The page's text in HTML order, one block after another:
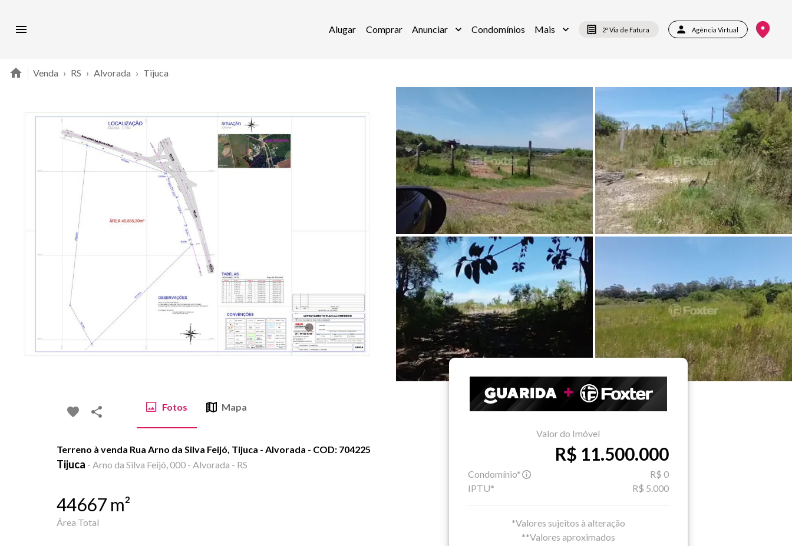
Alugar Comprar Anunciar Condomínios Mais 2ª Via de Fatura Agência Virtual
Venda › RS › Alvorada › Tijuca
Fotos Mapa
Terreno à venda Rua Arno da Silva Feijó, Tijuca - Alvorada - COD: 704225
Tijuca - Arno da Silva Feijó, 000 - Alvorada - RS
44667 m²
Área Total
Valor do Imóvel
R$ 11.500.000
Condomínio*
R$ 0
IPTU*
R$ 5.000
*Valores sujeitos à alteração
**Valores aproximados